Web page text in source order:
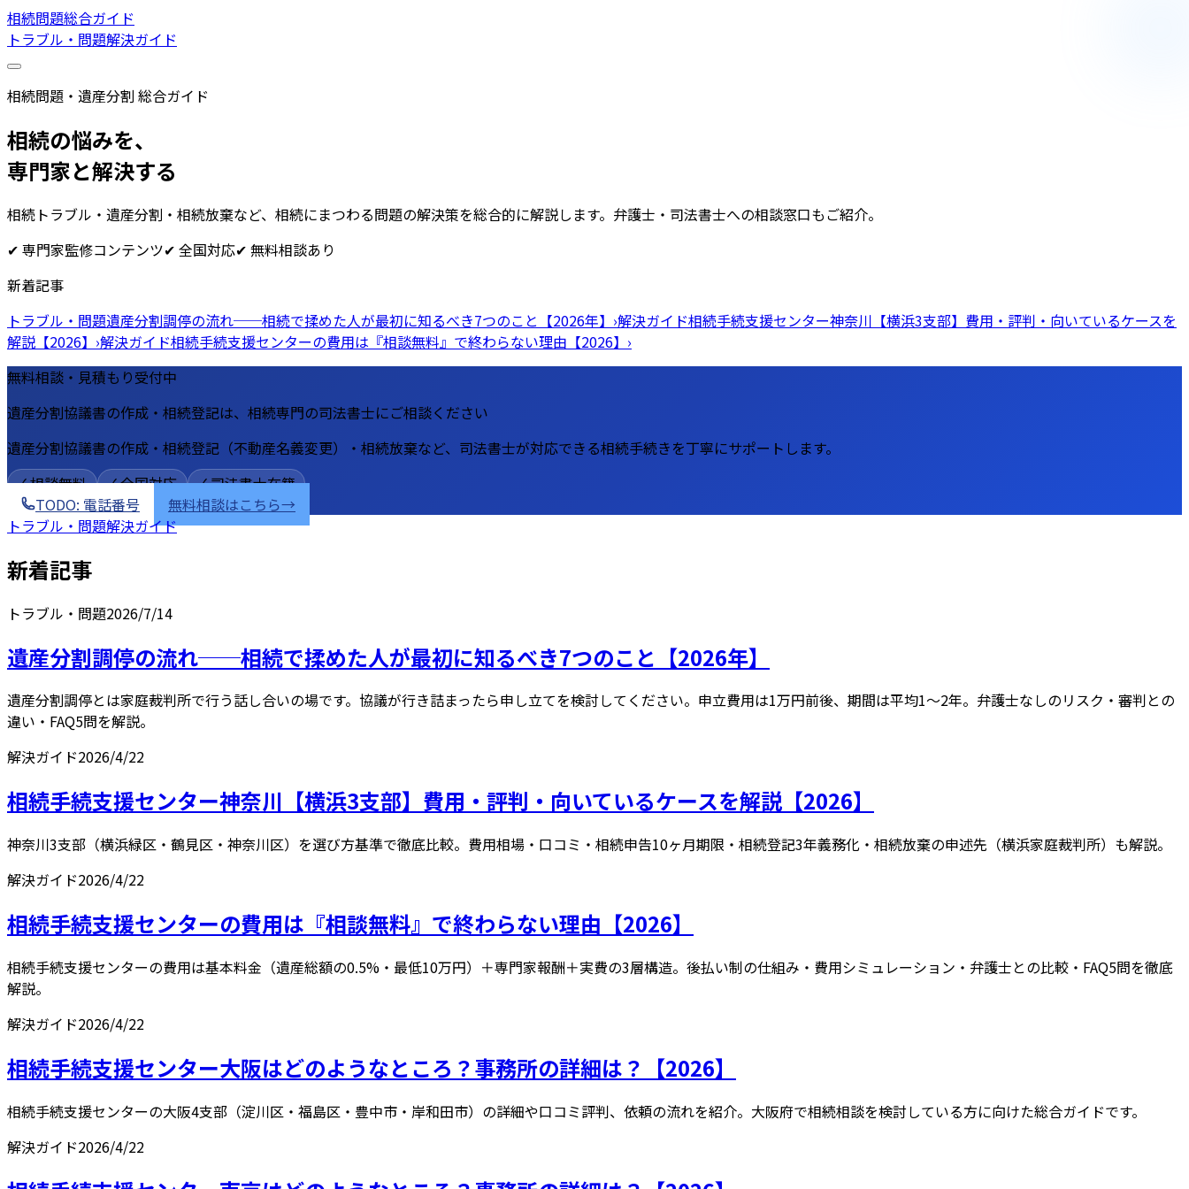
相続問題総合ガイド
トラブル・問題解決ガイド
相続問題・遺産分割 総合ガイド
相続の悩みを、
専門家と解決する
相続トラブル・遺産分割・相続放棄など、相続にまつわる問題の解決策を総合的に解説します。弁護士・司法書士への相談窓口もご紹介。
✔ 専門家監修コンテンツ✔ 全国対応✔ 無料相談あり
新着記事
トラブル・問題遺産分割調停の流れ──相続で揉めた人が最初に知るべき7つのこと【2026年】 ›解決ガイド相続手続支援センター神奈川【横浜3支部】費用・評判・向いているケースを
解説【2026】 ›解決ガイド相続手続支援センターの費用は『相談無料』で終わらない理由【2026】 ›
無料相談・見積もり受付中
遺産分割協議書の作成・相続登記は、相続専門の司法書士にご相談ください
遺産分割協議書の作成・相続登記（不動産名義変更）・相続放棄など、司法書士が対応できる相続手続きを丁寧にサポートします。
✓ 相談無料
✓ 全国対応
✓ 司法書士在籍
TODO: 電話番号
無料相談はこちら→
トラブル・問題解決ガイド
新着記事
トラブル・問題2026/7/14
遺産分割調停の流れ──相続で揉めた人が最初に知るべき7つのこと【2026年】
遺産分割調停とは家庭裁判所で行う話し合いの場です。協議が行き詰まったら申し立てを検討してください。申立費用は1万円前後、期間は平均1〜2年。弁護士なしのリスク・審判との
違い・FAQ5問を解説。
解決ガイド2026/4/22
相続手続支援センター神奈川【横浜3支部】費用・評判・向いているケースを解説【2026】
神奈川3支部（横浜緑区・鶴見区・神奈川区）を選び方基準で徹底比較。費用相場・口コミ・相続申告10ヶ月期限・相続登記3年義務化・相続放棄の申述先（横浜家庭裁判所）も解説。
解決ガイド2026/4/22
相続手続支援センターの費用は『相談無料』で終わらない理由【2026】
相続手続支援センターの費用は基本料金（遺産総額の0.5%・最低10万円）＋専門家報酬＋実費の3層構造。後払い制の仕組み・費用シミュレーション・弁護士との比較・FAQ5問を徹底
解説。
解決ガイド2026/4/22
相続手続支援センター大阪はどのようなところ？事務所の詳細は？【2026】
相続手続支援センターの大阪4支部（淀川区・福島区・豊中市・岸和田市）の詳細や口コミ評判、依頼の流れを紹介。大阪府で相続相談を検討している方に向けた総合ガイドです。
解決ガイド2026/4/22